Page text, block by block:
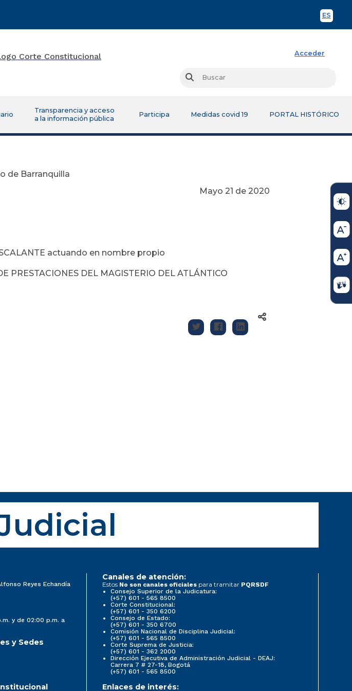
ES
Acceder
Buscar
Transparencia y acceso
a la información pública
Participa Medidas covid 19 PORTAL HISTÓRICO
de Barranquilla
Mayo 21 de 2020
actuando en nombre propio
PRESTACIONES DEL MAGISTERIO DEL ATLÁNTICO
Reyes Echandía
y de 02:00 p.m. a
y Sedes
Canales de atención:
Estos No son canales oficiales para tramitar PQRSDF
Consejo Superior de la Judicatura:
(+57) 601 - 565 8500
Corte Constitucional:
(+57) 601 - 350 6200
Consejo de Estado:
(+57) 601 - 350 6700
Comisión Nacional de Disciplina Judicial:
(+57) 601 - 565 8500
Corte Suprema de Justicia:
(+57) 601 - 362 2000
Dirección Ejecutiva de Administración Judicial - DEAJ:
Carrera 7 # 27-18, Bogotá
(+57) 601 - 565 8500
Enlaces de interés: